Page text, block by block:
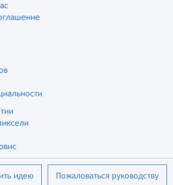
Пожаловаться руководству
идею